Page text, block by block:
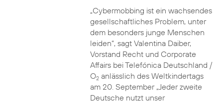
„Cybermobbing ist ein wachsendes
gesellschaftliches Problem, unter
dem besonders junge Menschen
leiden“, sagt Valentina Daiber,
Vorstand Recht und Corporate
Affairs bei Telefónica Deutschland /
O2anlässlich des Weltkindertags
am 20. September „Jeder zweite
Deutsche nutzt unser